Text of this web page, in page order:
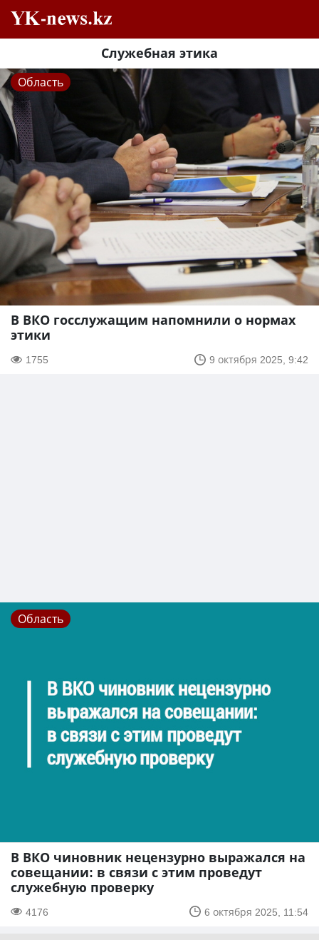
Служебная этика
Область
В ВКО госслужащим напомнили о нормах
этики
1755 9 октября 2025, 9:42
Область
В ВКО чиновник нецензурно выражался на
совещании: в связи с этим проведут
служебную проверку
4176 6 октября 2025, 11:54